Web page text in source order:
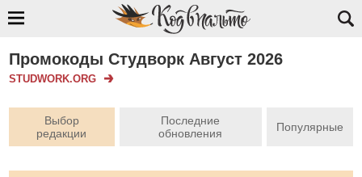
Промокоды Студворк Август 2026
STUDWORK.ORG
Выбор
редакции
Последние
обновления
Популярные